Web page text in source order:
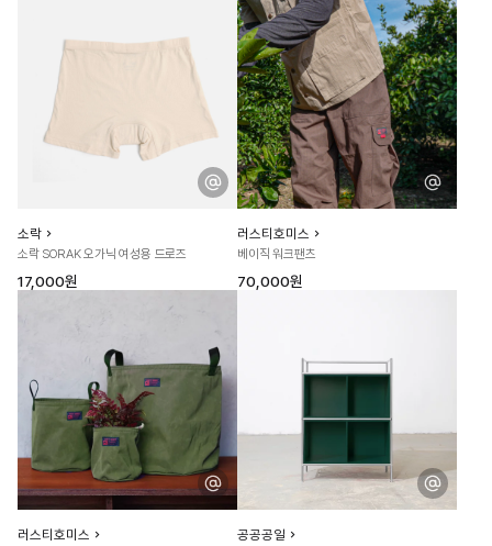
소락
소락 SORAK 오가닉 여성용 드로즈
17,000원
러스티호미스
베이직 워크팬츠
70,000원
러스티호미스 공공공일